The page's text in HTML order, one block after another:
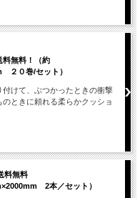
無料！（約
２０巻/セット）
けて、ぶつかったときの衝撃
ときに頼れる柔らかクッショ
料無料
2本／セット）